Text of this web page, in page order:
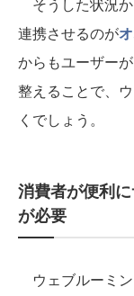
そうした状況
連携させるのが
からもユーザー
整えることで、
くでしょう。
消費者が便利
が必要
ウェブルーミン